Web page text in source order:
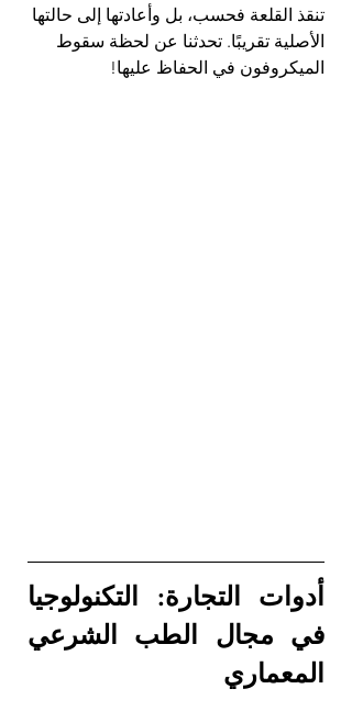
تنقذ القلعة فحسب، بل وأعادتها إلى حالتها
الأصلية تقريبًا. تحدثنا عن لحظة سقوط
الميكروفون في الحفاظ عليها!
المعماري